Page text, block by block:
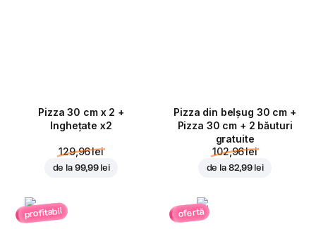
Pizza 30 cm x 2 +
Inghețate x2
129,96 lei
de la 99,99 lei
Pizza din belșug 30 cm +
Pizza 30 cm + 2 băuturi
gratuite
102,96 lei
de la 82,99 lei
profitabil ofertă